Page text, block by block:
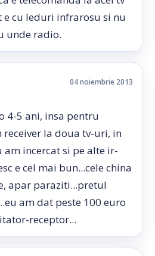
cu leduri infrarosu si nu
unde radio.
04 noiembrie 2013
4-5 ani, insa pentru
receiver la doua tv-uri, in
am incercat si pe alte ir-
e cel mai bun...cele china
apar paraziti...pretul
am dat peste 100 euro
receptor...